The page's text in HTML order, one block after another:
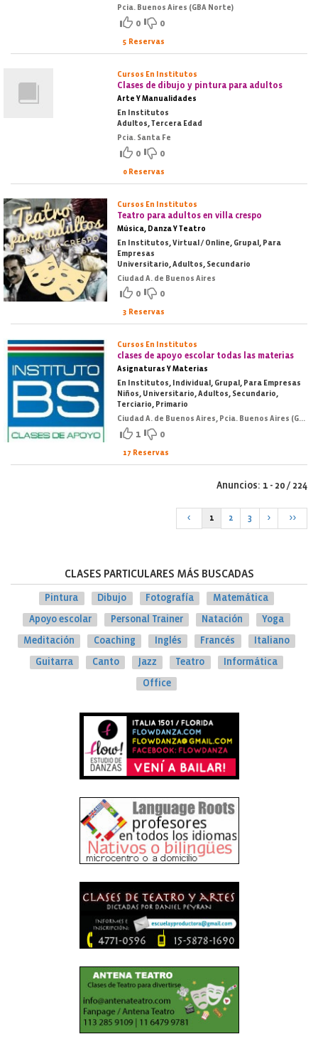
Pcia. Buenos Aires (GBA Norte)
0 0
5 Reservas
Cursos En Institutos
Clases de dibujo y pintura para adultos
Arte Y Manualidades
En Institutos
Adultos, Tercera Edad
Pcia. Santa Fe
0 0
0 Reservas
Cursos En Institutos
Teatro para adultos en villa crespo
Música, Danza Y Teatro
En Institutos, Virtual / Online, Grupal, Para
Empresas
Universitario, Adultos, Secundario
Ciudad A. de Buenos Aires
0 0
3 Reservas
Cursos En Institutos
clases de apoyo escolar todas las materias
Asignaturas Y Materias
En Institutos, Individual, Grupal, Para Empresas
Niños, Universitario, Adultos, Secundario,
Terciario, Primario
Ciudad A. de Buenos Aires, Pcia. Buenos Aires (GBA Sur)
1 0
17 Reservas
Anuncios: 1 - 20 / 224
< 1 2 3 > >>
CLASES PARTICULARES MÁS BUSCADAS
Pintura Dibujo Fotografía Matemática
Apoyo escolar Personal Trainer Natación Yoga
Meditación Coaching Inglés Francés Italiano
Guitarra Canto Jazz Teatro Informática
Office